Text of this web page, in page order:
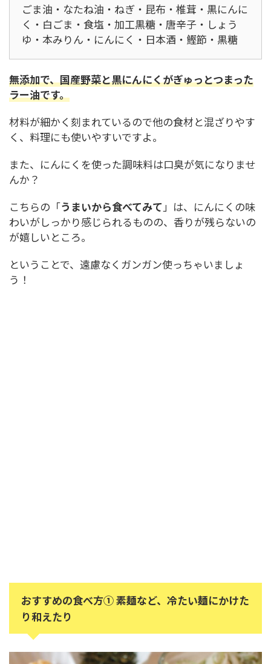
ごま油・なたね油・ねぎ・昆布・椎茸・黒にんに
く・白ごま・食塩・加工黒糖・唐辛子・しょう
ゆ・本みりん・にんにく・日本酒・鰹節・黒糖
無添加で、国産野菜と黒にんにくがぎゅっとつまった
ラー油です。
材料が細かく刻まれているので他の食材と混ざりやす
く、料理にも使いやすいですよ。
また、にんにくを使った調味料は口臭が気になりませ
んか？
こちらの「うまいから食べてみて 」は、にんにくの味
わいがしっかり感じられるものの、香りが残らないの
が嬉しいところ。
ということで、遠慮なくガンガン使っちゃいましょ
う！
おすすめの食べ方① 素麺など、冷たい麺にかけた
り和えたり